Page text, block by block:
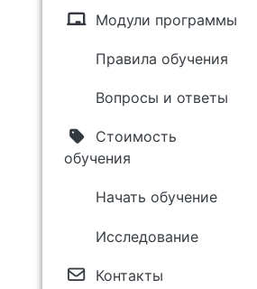
Модули программы
Правила обучения
Вопросы и ответы
Стоимость
обучения
Начать обучение
Исследование
Контакты